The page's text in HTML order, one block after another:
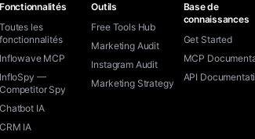
Fonctionnalités
Toutes les
fonctionnalités
Inflowave MCP
InfloSpy —
Competitor Spy
Chatbot IA
CRM IA
Outils
Free Tools Hub
Marketing Audit
Instagram Audit
Marketing Strategy
Base de
connaissances
Get Started
MCP
API